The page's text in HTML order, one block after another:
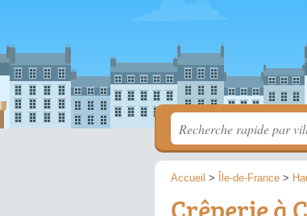
Accueil > Île-de-France >